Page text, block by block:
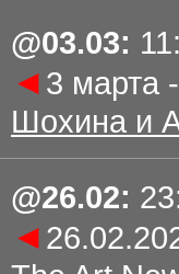
@03.03: 11:
◄ 3 марта
Шохина и
@26.02: 23
◄